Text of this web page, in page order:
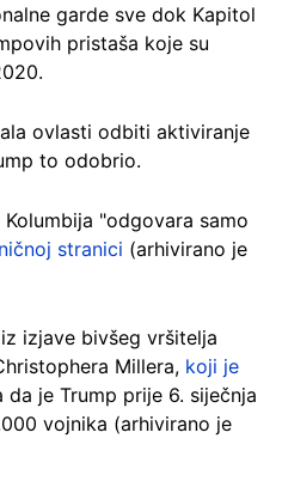
garde sve dok Kapitol
pristaša koje su
ovlasti odbiti aktiviranje
to odobrio.
"odgovara samo
stranici (arhivirano je
izjave bivšeg vršitelja
Millera, koji je
da je Trump prije 6. siječnja
vojnika (arhivirano je